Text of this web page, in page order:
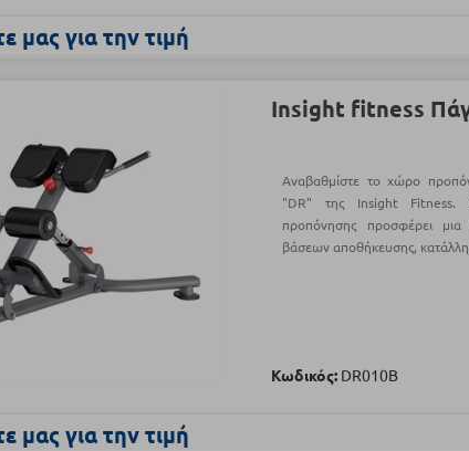
μας για την τιμή
Insight fitness
Αναβαθμίστε το χώρο
"DR" της Insight Fitness.
προπόνησης προσφέρει
βάσεων αποθήκευσης,
Κωδικός: DR010B
μας για την τιμή